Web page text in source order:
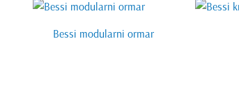
Bessi modularni ormar